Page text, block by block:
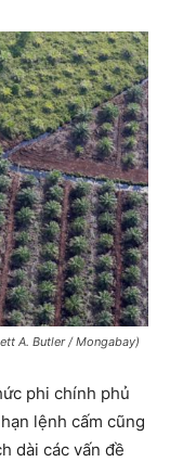
A. Butler / Mongabay)
phi chính phủ
lệnh cấm cũng
dài các vấn đề